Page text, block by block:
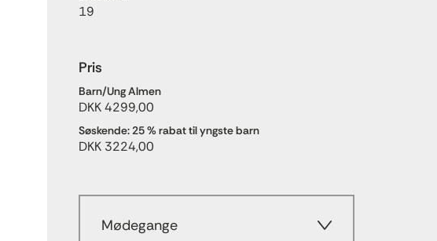
19
Pris
Barn/Ung Almen
DKK 4299,00
Søskende: 25 % rabat til yngste barn
DKK 3224,00
Mødegange